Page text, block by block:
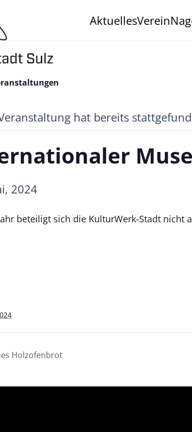
AktuellesVerein
hat bereits
2024
beteiligt sich die KulturWerk-Stadt nicht
Holzofenbrot